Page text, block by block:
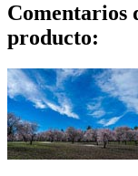
Comentarios
producto: